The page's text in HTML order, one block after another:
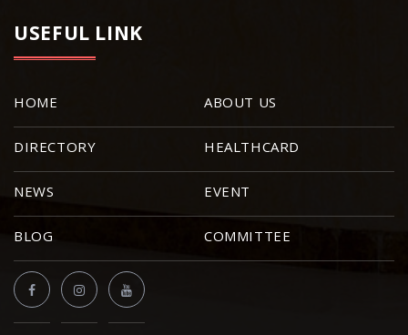
USEFUL LINK
HOME ABOUT US
DIRECTORY HEALTHCARD
NEWS EVENT
BLOG COMMITTEE